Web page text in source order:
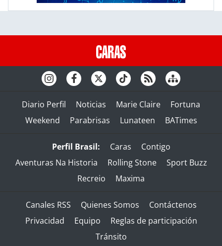
Diario Perfil Noticias Marie Claire
Fortuna
Weekend
Parabrisas Lunateen BATimes
Perfil Brasil: Caras
Contigo
Aventuras Na Historia
Rolling Stone
Sport Buzz
Recreio
Maxima
Canales RSS Quienes Somos
Contáctenos
Privacidad
Equipo
Reglas de participación
Tránsito